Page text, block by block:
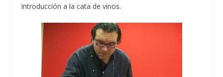
Introducción a la cata de vinos.